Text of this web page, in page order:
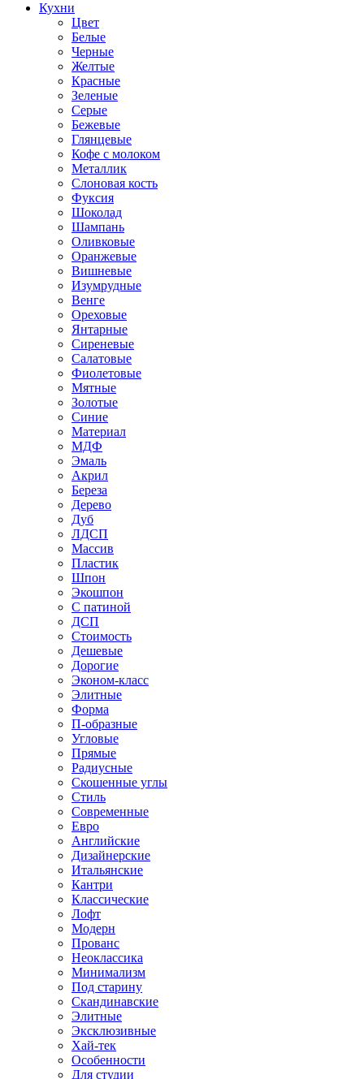
Кухни
Цвет
Белые
Черные
Желтые
Красные
Зеленые
Серые
Бежевые
Глянцевые
Кофе с молоком
Металлик
Слоновая кость
Фуксия
Шоколад
Шампань
Оливковые
Оранжевые
Вишневые
Изумрудные
Венге
Ореховые
Янтарные
Сиреневые
Салатовые
Фиолетовые
Мятные
Золотые
Синие
Материал
МДФ
Эмаль
Акрил
Береза
Дерево
Дуб
ЛДСП
Массив
Пластик
Шпон
Экошпон
С патиной
ДСП
Стоимость
Дешевые
Дорогие
Эконом-класс
Элитные
Форма
П-образные
Угловые
Прямые
Радиусные
Скошенные углы
Стиль
Современные
Евро
Английские
Дизайнерские
Итальянские
Кантри
Классические
Лофт
Модерн
Прованс
Неоклассика
Минимализм
Под старину
Скандинавские
Элитные
Эксклюзивные
Хай-тек
Особенности
Для студии